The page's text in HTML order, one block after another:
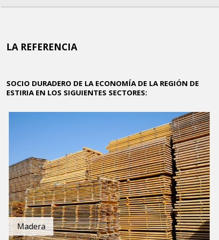
LA REFERENCIA
SOCIO DURADERO DE LA ECONOMÍA DE LA REGIÓN DE
ESTIRIA EN LOS SIGUIENTES SECTORES:
Madera